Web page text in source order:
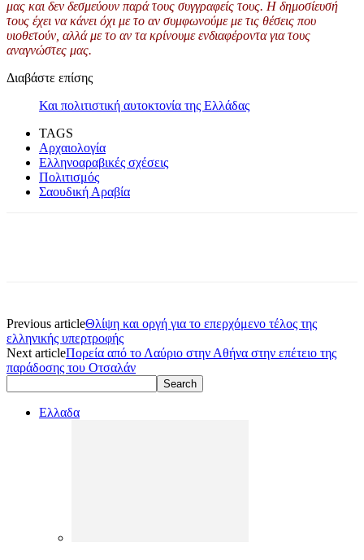
μας και δεν δεσμεύουν παρά τους συγγραφείς τους. Η δημοσίευσή
τους έχει να κάνει όχι με το αν συμφωνούμε με τις θέσεις που
υιοθετούν, αλλά με το αν τα κρίνουμε ενδιαφέροντα για τους
αναγνώστες μας.
Διαβάστε επίσης
Και πολιτιστική αυτοκτονία της Ελλάδας
TAGS
Αρχαιολογία
Ελληνοαραβικές σχέσεις
Πολιτισμός
Σαουδική Αραβία
Previous articleΘλίψη και οργή για το επερχόμενο τέλος της
ελληνικής υπερτροφής
Next articleΠορεία από το Λαύριο στην Αθήνα στην επέτειο της
παράδοσης του Οτσαλάν
Ελλαδα